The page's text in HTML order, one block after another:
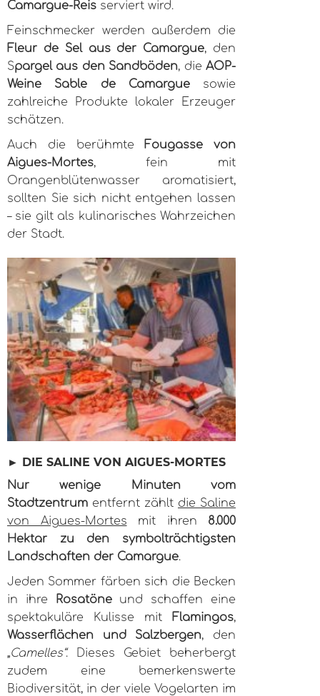
Camargue-Reis serviert wird.
Feinschmecker werden außerdem die
Fleur de Sel aus der Camargue, den
Spargel aus den Sandböden, dieAOP-
Weine Sable de Camarguesowie
zahlreiche Produkte lokaler Erzeuger
schätzen.
Auch die berühmteFougasse von
Aigues-Mortes, fein mit
Orangenblütenwasser aromatisiert,
sollten Sie sich nicht entgehen lassen
– sie gilt als kulinarisches Wahrzeichen
der Stadt.
► DIE SALINE VON AIGUES-MORTES
Nur wenige Minuten vom
Stadtzentrum entfernt zählt die Saline
von Aigues-Mortes mit ihren 8.000
Hektar
zu den symbolträchtigsten
Landschaften der Camargue.
Jeden Sommer färben sich die Becken
in ihre Rosatöne und schaffen eine
spektakuläre Kulisse mit Flamingos,
Wasserflächen und Salzbergen, den
„Camelles“. Dieses Gebiet beherbergt
zudem eine bemerkenswerte
Biodiversität, in der viele Vogelarten im